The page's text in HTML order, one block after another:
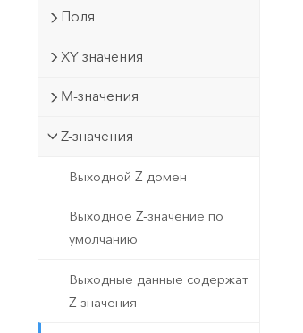
Поля
XY значения
M-значения
Z-значения
Выходной Z домен
Выходное Z-значение по
умолчанию
Выходные данные содержат
Z значения